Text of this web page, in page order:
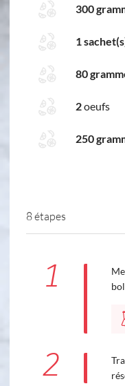
300
1
80
2oeufs
250
8 étapes
1
2